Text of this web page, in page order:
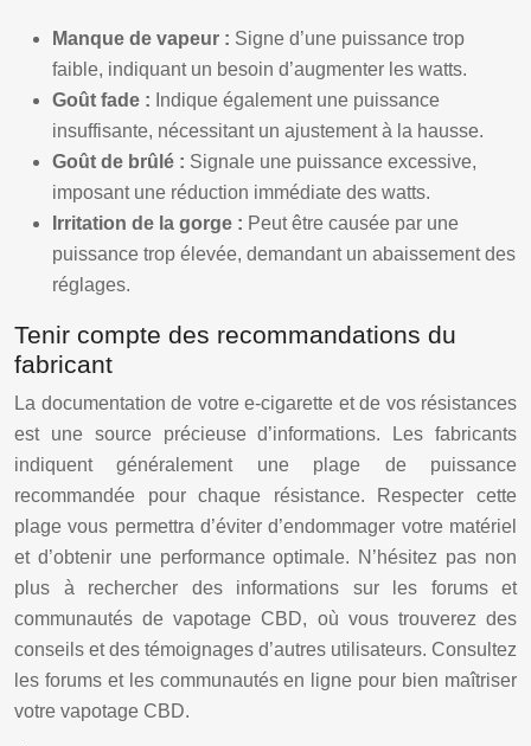
Manque de vapeur : Signe d’une puissance trop
faible, indiquant un besoin d’augmenter les watts.
Goût fade : Indique également une puissance
insuffisante, nécessitant un ajustement à la hausse.
Goût de brûlé : Signale une puissance excessive,
imposant une réduction immédiate des watts.
Irritation de la gorge : Peut être causée par une
puissance trop élevée, demandant un abaissement des
réglages.
Tenir compte des recommandations du
fabricant
La documentation de votre e-cigarette et de vos résistances
est une source précieuse d’informations. Les fabricants
indiquent généralement une plage de puissance
recommandée pour chaque résistance. Respecter cette
plage vous permettra d’éviter d’endommager votre matériel
et d’obtenir une performance optimale. N’hésitez pas non
plus à rechercher des informations sur les forums et
communautés de vapotage CBD, où vous trouverez des
conseils et des témoignages d’autres utilisateurs. Consultez
les forums et les communautés en ligne pour bien maîtriser
votre vapotage CBD.